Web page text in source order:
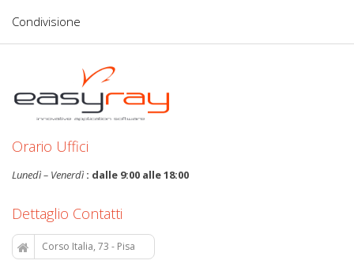
Condivisione
Orario Uffici
Lunedì – Venerdì : dalle 9:00 alle 18:00
Dettaglio Contatti
Corso Italia, 73 - Pisa